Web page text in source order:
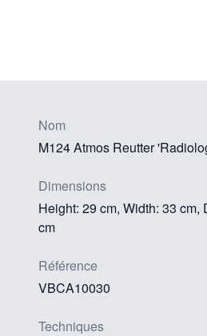
Nom
M124 Atmos Reutter
Dimensions
Height: 29 cm, Width: 33 cm,
cm
Référence
VBCA10030
Techniques